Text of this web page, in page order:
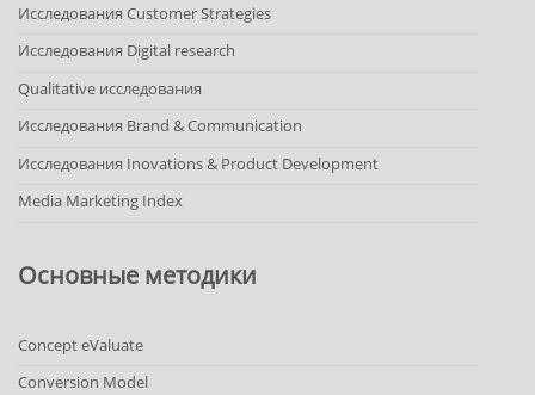
Исследования Customer Strategies
Исследования Digital research
Qualitative исследования
Исследования Brand & Communication
Исследования Inovations & Product Development
Media Marketing Index
Основные методики
Concept eValuate
Conversion Model